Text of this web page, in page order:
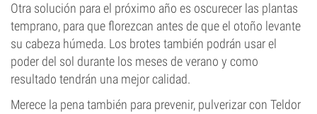
Otra solución para el próximo año es oscurecer las plantas
temprano, para que florezcan antes de que el otoño levante
su cabeza húmeda. Los brotes también podrán usar el
poder del sol durante los meses de verano y como
resultado tendrán una mejor calidad.
Merece la pena también para prevenir, pulverizar con Teldor